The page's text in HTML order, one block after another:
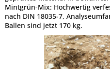
Mintgrün-Mix: Hochwertig
nach DIN 18035-7,
Ballen sind jetzt 170 kg.